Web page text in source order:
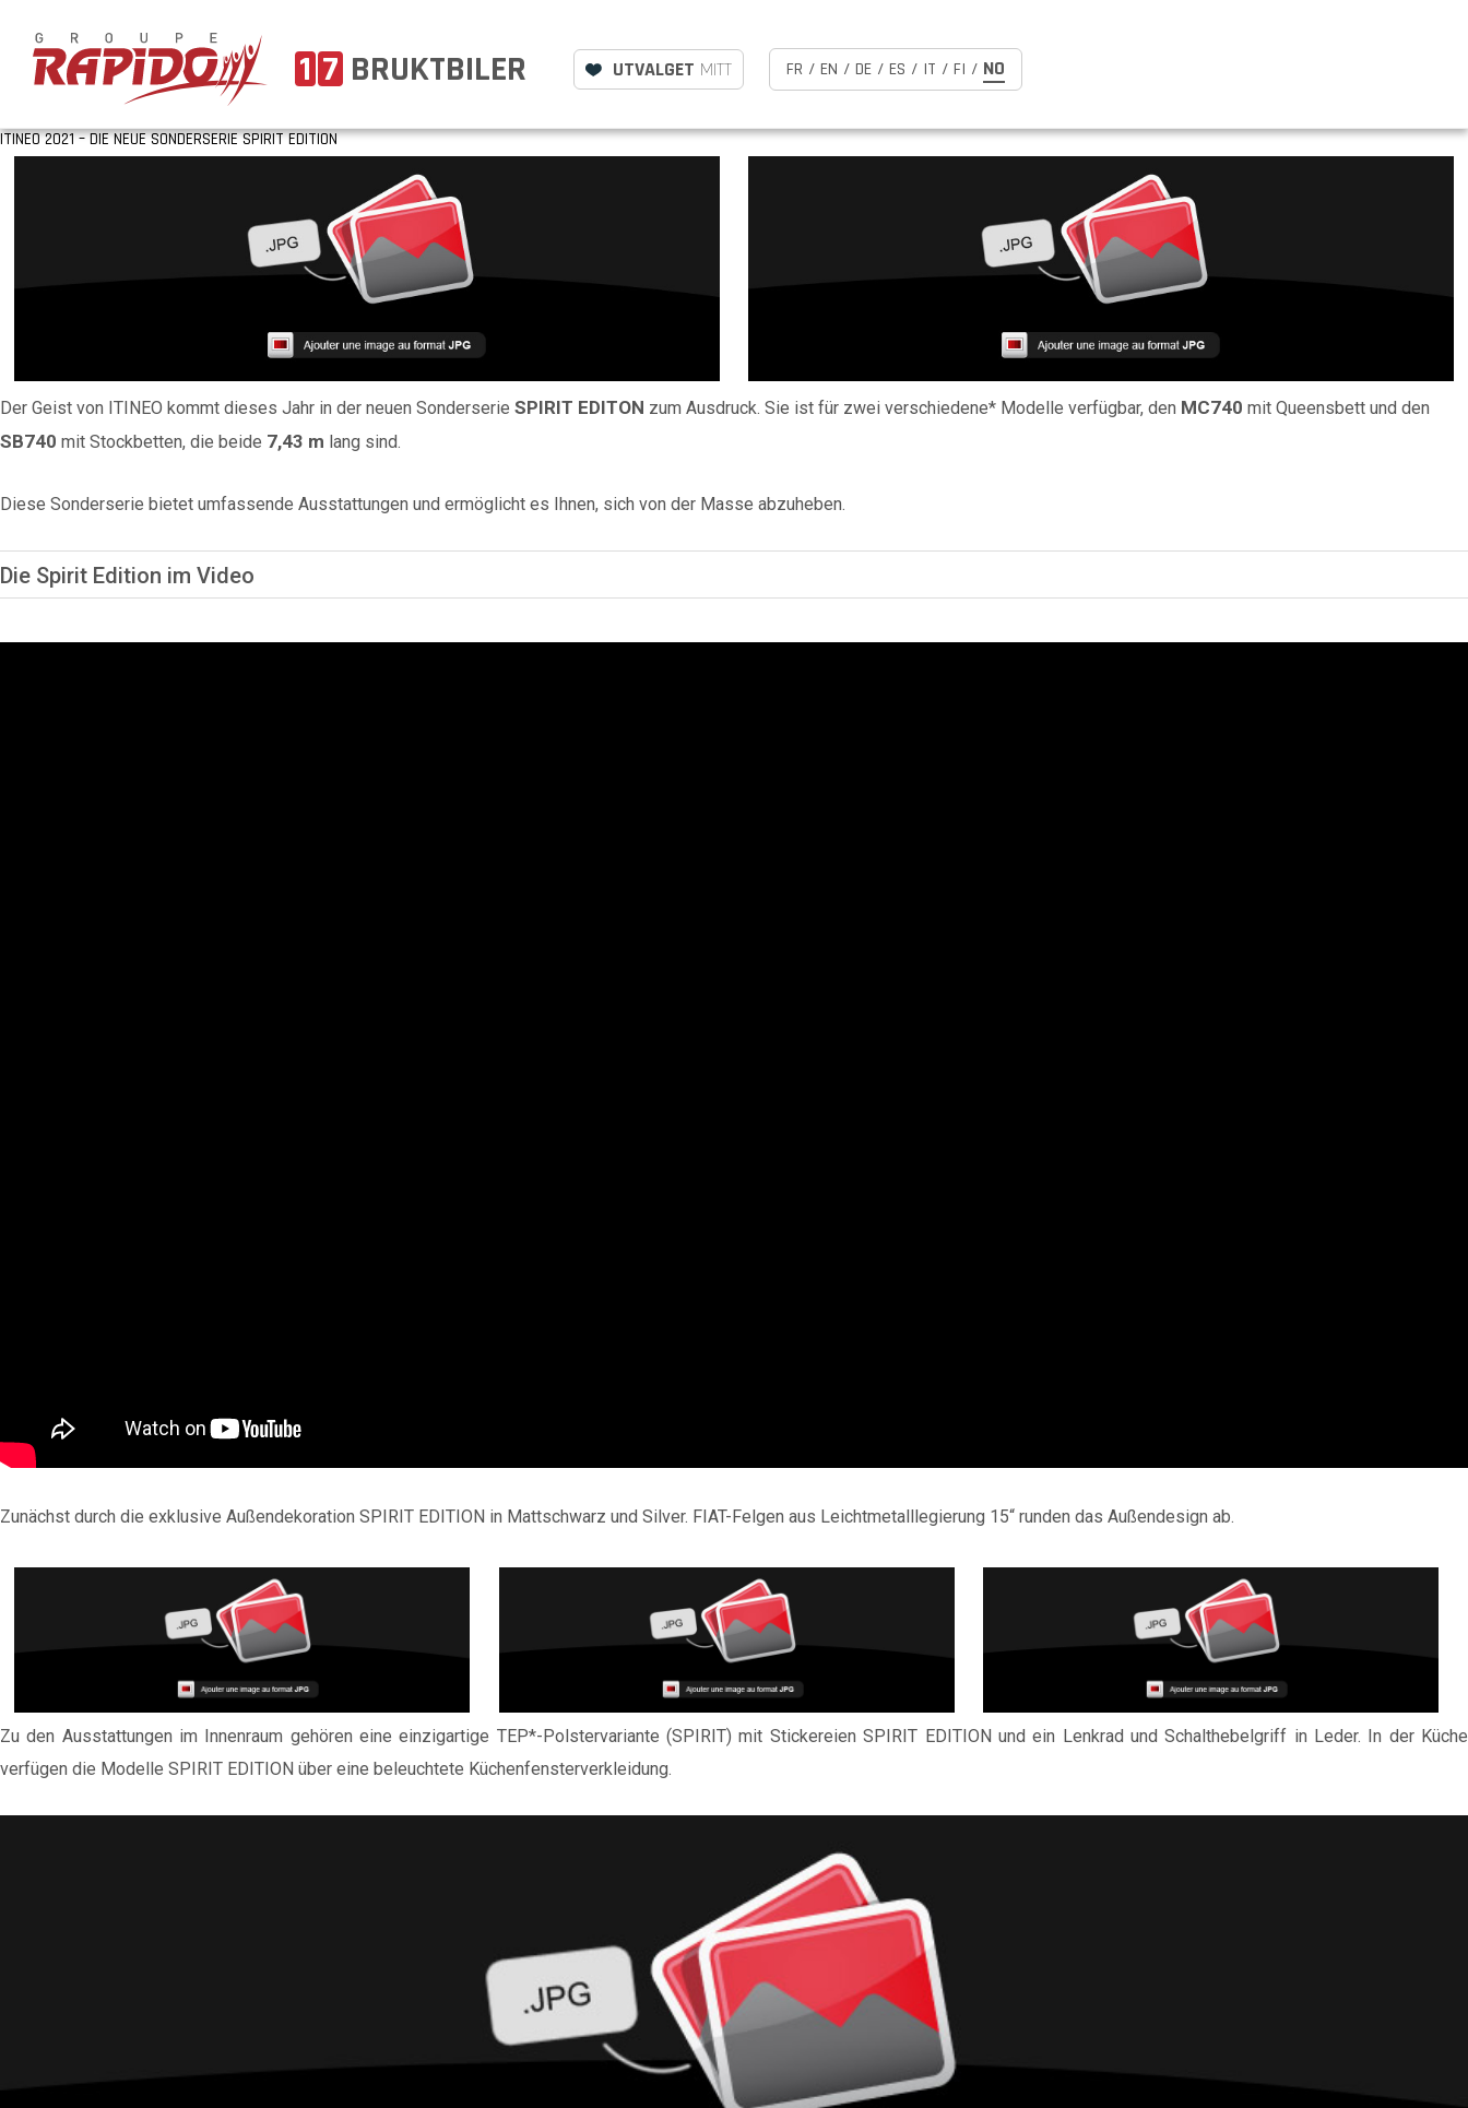
1 7 BRUKTBILER UTVALGET MITT FR / EN / DE / ES / IT / FI / NO
ITINEO 2021 – DIE NEUE SONDERSERIE SPIRIT EDITION
Der Geist von ITINEO kommt dieses Jahr in der neuen Sonderserie SPIRIT EDITON zum Ausdruck. Sie ist für zwei verschiedene* Modelle verfügbar, den MC740 mit Queensbett und den
SB740 mit Stockbetten, die beide 7,43 m lang sind.
Diese Sonderserie bietet umfassende Ausstattungen und ermöglicht es Ihnen, sich von der Masse abzuheben.
Die Spirit Edition im Video
Zunächst durch die exklusive Außendekoration SPIRIT EDITION in Mattschwarz und Silver. FIAT-Felgen aus Leichtmetalllegierung 15“ runden das Außendesign ab.
Zu den Ausstattungen im Innenraum gehören eine einzigartige TEP*-Polstervariante (SPIRIT) mit Stickereien SPIRIT EDITION und ein Lenkrad und Schalthebelgriff in Leder. In der Küche
verfügen die Modelle SPIRIT EDITION über eine beleuchtete Küchenfensterverkleidung.